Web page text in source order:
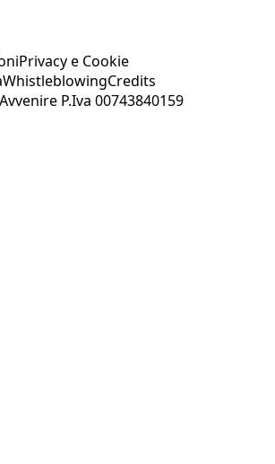
Privacy e Cookie
WhistleblowingCredits
P.Iva 00743840159